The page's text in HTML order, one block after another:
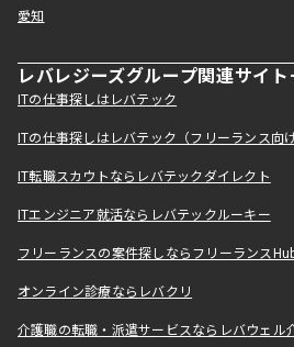
愛知
レバレジーズグループ関連サイト
ITの仕事探しはレバテック
ITの仕事探しはレバテック（フリーランス向
IT転職スカウトならレバテックダイレクト
ITエンジニア就活ならレバテックルーキー
フリーランスの案件探しならフリーランス
オンライン診療ならレバクリ
介護職の転職・派遣サービスならレバウェル